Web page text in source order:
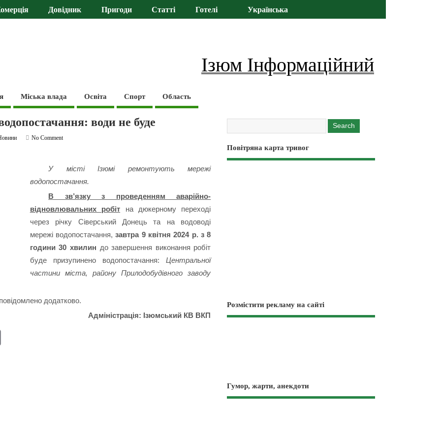
Довідник Пригоди Статті Готелі Українська
Ізюм Інформаційний
Міська влада Освіта Спорт Область
води не буде
No Comment
У місті Ізюмі ремонтують мережі
водопостачання.
В зв’язку з проведенням аварійно-
відновлювальних робіт на дюкерному переході
через річку Сіверський Донець та на водоводі
мережі водопостачання,завтра 9 квітня 2024 р. з 8
години 30 хвилин до завершення виконання робіт
буде призупинено водопостачання:Центральної
частини міста, району Прилодобудівного заводу
додатково.
Адміністрація: Ізюмський КВ ВКП
Повітряна карта тривог
Розмістити рекламу на сайті
Гумор, жарти, анекдоти